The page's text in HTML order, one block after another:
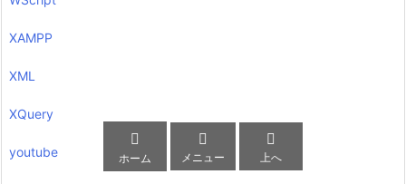
XAMPP
XML
XQuery
youtube

ホーム

メニュー

上へ